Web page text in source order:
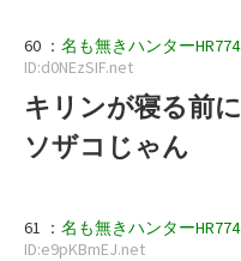
60 ： 名も無きハンターHR774
ID:d0NEzSIF.net
キリンが寝る前
ソザコじゃん
61 ： 名も無きハンターHR774
ID:e9pKBmEJ.net